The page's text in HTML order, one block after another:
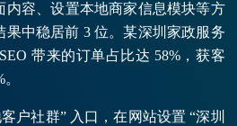
内容、设置本地商家信息模块等方
中稳居前 3 位。某深圳家政服务
带来的订单占比达 58%，获客
户社群” 入口，在网站设置 “深圳